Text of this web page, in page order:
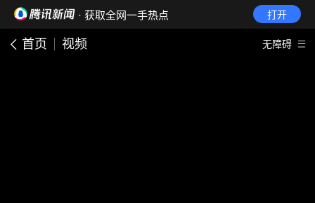
· 获取全网一手热点 打开
首页 视频 无障碍